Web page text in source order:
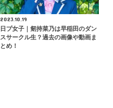
2023.10.19
日プ女子｜剱持菜乃は早稲田のダン
スサークル生？過去の画像や動画ま
とめ！